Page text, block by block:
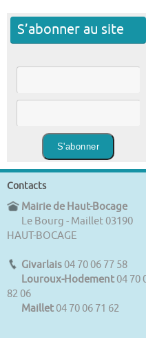
S’abonner au site
Contacts
Mairie de Haut-Bocage
Le Bourg - Maillet 03190
HAUT-BOCAGE
Givarlais 04 70 06 77 58
Louroux-Hodement 04 70
82 06
Maillet 04 70 06 71 62